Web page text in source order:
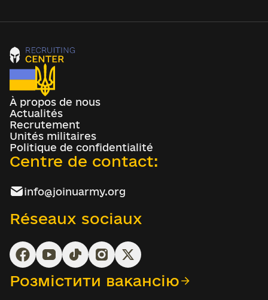
À propos de nous
Actualités
Recrutement
Unités militaires
Politique de confidentialité
Centre de contact:
info@joinuarmy.org
Réseaux sociaux
Розмістити вакансію